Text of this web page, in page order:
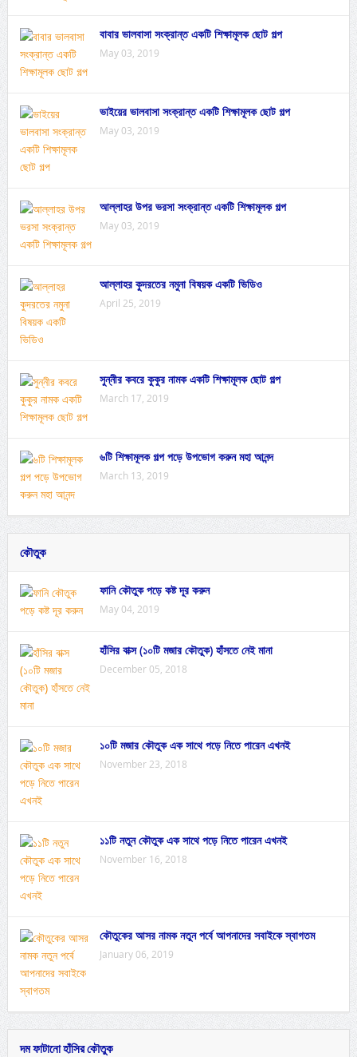
বাবার ভালবাসা সংক্রান্ত একটি শিক্ষামূলক ছোট গল্প
May 03, 2019
ভাইয়ের ভালবাসা সংক্রান্ত একটি শিক্ষামূলক ছোট গল্প
May 03, 2019
আল্লাহর উপর ভরসা সংক্রান্ত একটি শিক্ষামূলক গল্প
May 03, 2019
আল্লাহর কুদরতের নমুনা বিষয়ক একটি ভিডিও
April 25, 2019
সুন্নীর কবরে কুকুর নামক একটি শিক্ষামূলক ছোট গল্প
March 17, 2019
৬টি শিক্ষামূলক গল্প পড়ে উপভোগ করুন মহা আনন্দ
March 13, 2019
কৌতুক
ফানি কৌতুক পড়ে কষ্ট দূর করুন
May 04, 2019
হাঁসির বাক্স (১০টি মজার কৌতুক) হাঁসতে নেই মানা
December 05, 2018
১০টি মজার কৌতুক এক সাথে পড়ে নিতে পারেন এখনই
November 23, 2018
১১টি নতুন কৌতুক এক সাথে পড়ে নিতে পারেন এখনই
November 16, 2018
কৌতুকের আসর নামক নতুন পর্বে আপনাদের সবাইকে স্বাগতম
January 06, 2019
দম ফাটানো হাঁসির কৌতুক